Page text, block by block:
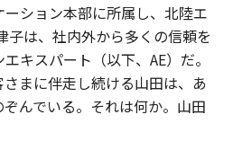
ション本部に所属し、北陸エ
子は、社内外から多くの信頼を
キスパート（以下、AE）だ。
まに伴走し続ける山田は、あ
んでいる。それは何か。山田